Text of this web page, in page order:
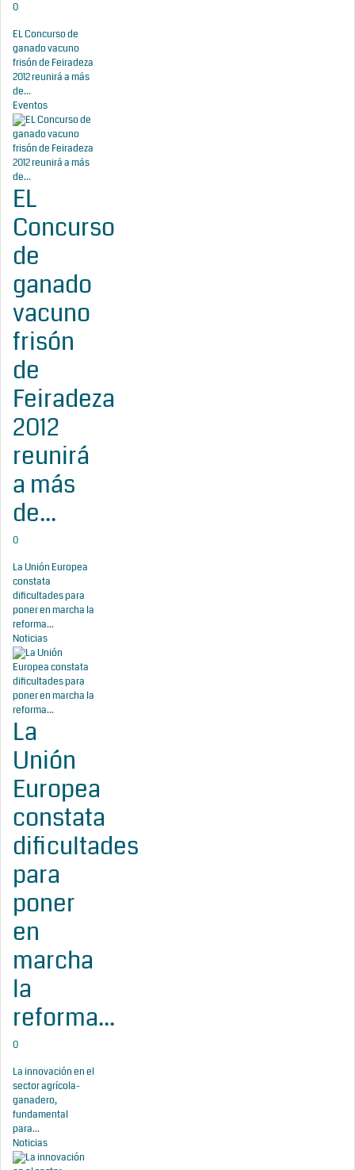
0
EL Concurso de
ganado vacuno
frisón de Feiradeza
2012 reunirá a más
de...
Eventos
EL
Concurso
de
ganado
vacuno
frisón
de
Feiradeza
2012
reunirá
a más
de...
0
La Unión Europea
constata
dificultades para
poner en marcha la
reforma...
Noticias
La
Unión
Europea
constata
dificultades
para
poner
en
marcha
la
reforma...
0
La innovación en el
sector agrícola-
ganadero,
fundamental
para...
Noticias